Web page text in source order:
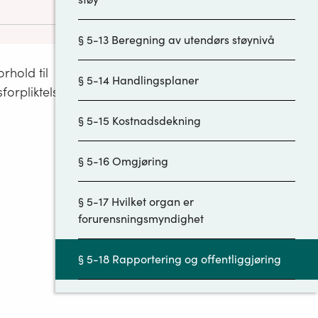
§ 5-13 Beregning av utendørs støynivå
§ 5-14 Handlingsplaner
§ 5-15 Kostnadsdekning
§ 5-16 Omgjøring
§ 5-17 Hvilket organ er
forurensningsmyndighet
§ 5-18 Rapportering og offentliggjøring
§ 5-19 Unntak
annet
støynivå
innendørs
etter §
en
til